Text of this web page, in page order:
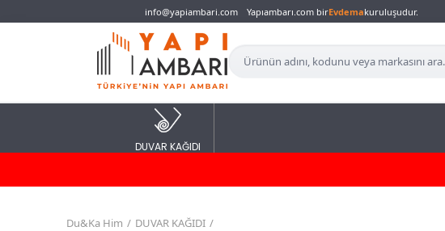
info@yapiambari.com Yapıambarı.com birEvdemakuruluşudur.
DUVAR KAĞIDI
Du&Ka Him DUVAR KAĞIDI